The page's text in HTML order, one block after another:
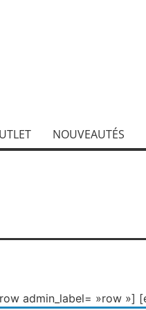
NOUVEAUTÉS
admin_label= »row »]